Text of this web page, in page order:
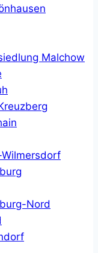
Malchow
Nord